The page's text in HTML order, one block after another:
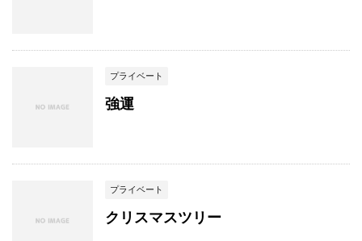
プライベート
強運
プライベート
クリスマスツリー